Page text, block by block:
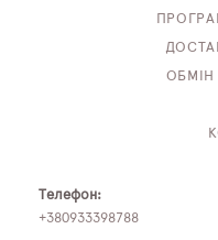
ОБМІН
Телефон:
+380933398788